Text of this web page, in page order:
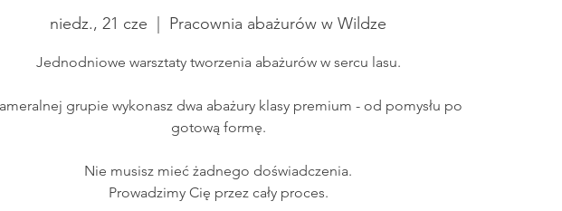
niedz., 21 cze Pracownia abażurów w Wildze
Jednodniowe warsztaty tworzenia abażurów w sercu lasu.
grupie wykonasz dwa abażury klasy premium - od pomysłu po
gotową formę.
Nie musisz mieć żadnego doświadczenia.
Prowadzimy Cię przez cały proces.